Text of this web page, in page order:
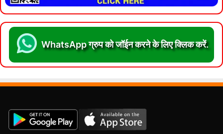
WhatsApp ग्रुप को जॉईन करने के लिए क्लिक करें.